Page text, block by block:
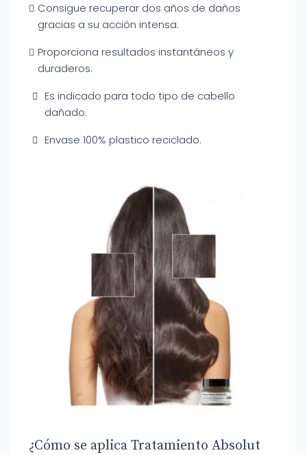
Consigue recuperar dos años de daños
gracias a su acción intensa.
Proporciona resultados instantáneos y
duraderos.
Es indicado para todo tipo de cabello
dañado.
Envase 100% plastico reciclado.
¿Cómo se aplica Tratamiento Absolut